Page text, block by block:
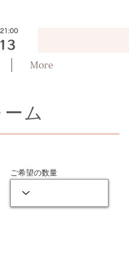
More
ム
​ご希望の数量